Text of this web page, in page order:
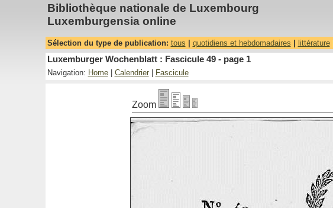
Bibliothèque nationale de Luxembourg
Luxemburgensia online
Sélection du type de publication: tous quotidiens et hebdomadaires littérature|
Luxemburger Wochenblatt : Fascicule 49 - page 1
Navigation: Home| Calendrier| Fascicule
Zoom